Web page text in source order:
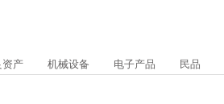
资产 机械设备 电子产品 民品